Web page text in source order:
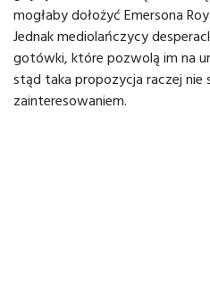
mogłaby dołożyć Emersona
Jednak mediolańczycy
gotówki, które pozwolą im na
stąd taka propozycja raczej nie
zainteresowaniem.